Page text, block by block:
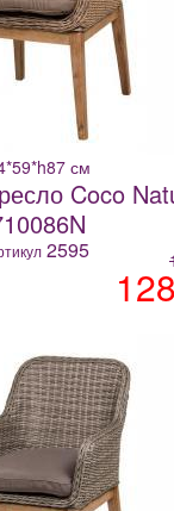
см
Coco
2595